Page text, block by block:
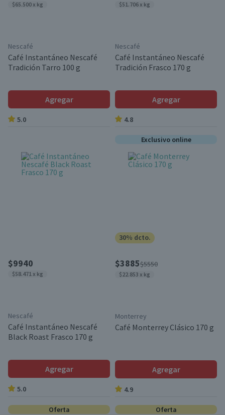
$65.500 x kg
Nescafé
Café Instantáneo Nescafé
Tradición Tarro 100 g
Agregar
5.0
$51.706 x kg
Nescafé
Café Instantáneo Nescafé
Tradición Frasco 170 g
Agregar
4.8
$9940
$58.471 x kg
Nescafé
Café Instantáneo Nescafé
Black Roast Frasco 170 g
Agregar
5.0
Exclusivo online
30% dcto.
$3885$5550
$22.853 x kg
Monterrey
Café Monterrey Clásico 170 g
Agregar
4.9
Oferta Oferta